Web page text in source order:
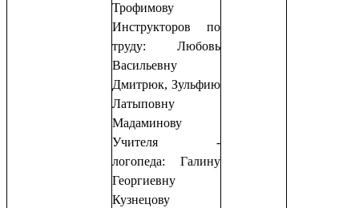
Трофимову
Инструкторов по
труду: Любовь
Васильевну
Дмитрюк, Зульфию
Латыповну
Мадаминову
Учителя -
логопеда: Галину
Георгиевну
Кузнецову